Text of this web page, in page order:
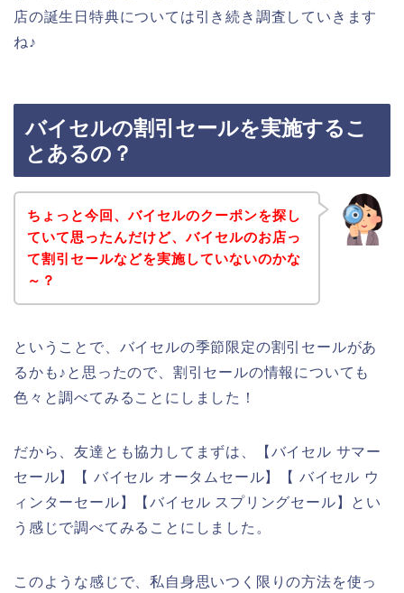
店の誕生日特典については引き続き調査していきます
ね♪
バイセルの割引セールを実施するこ
とあるの？
ちょっと今回、バイセルのクーポンを探し
ていて思ったんだけど、バイセルのお店っ
て割引セールなどを実施していないのかな
～？
ということで、バイセルの季節限定の割引セールがあ
るかも♪と思ったので、割引セールの情報についても
色々と調べてみることにしました！
だから、友達とも協力してまずは、【バイセル サマー
セール】【 バイセル オータムセール】【 バイセル ウ
ィンターセール】【バイセル スプリングセール】とい
う感じで調べてみることにしました。
このような感じで、私自身思いつく限りの方法を使っ